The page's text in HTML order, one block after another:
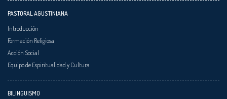
PASTORAL AGUSTINIANA
Introducción
Formación Religiosa
Acción Social
Equipo de Espiritualidad y Cultura
BILINGUISMO